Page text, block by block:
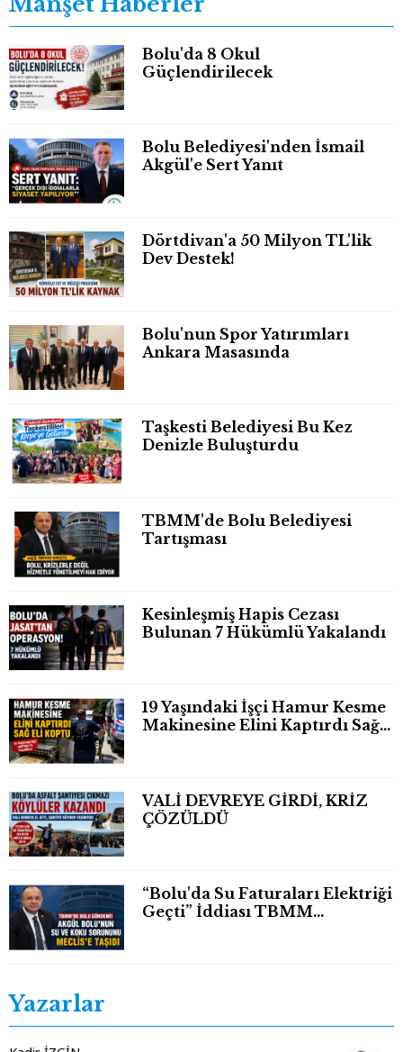
Bolu'da 8 Okul
Güçlendirilecek
Bolu Belediyesi'nden İsmail
Akgül'e Sert Yanıt
Dörtdivan'a 50 Milyon TL'lik
Dev Destek!
Bolu'nun Spor Yatırımları
Ankara Masasında
Taşkesti Belediyesi Bu Kez
Denizle Buluşturdu
TBMM'de Bolu Belediyesi
Tartışması
Kesinleşmiş Hapis Cezası
Bulunan 7 Hükümlü Yakalandı
19 Yaşındaki İşçi Hamur Kesme
Makinesine Elini Kaptırdı Sağ
VALİ DEVREYE GİRDİ, KRİZ
ÇÖZÜLDÜ
“Bolu'da Su Faturaları Elektriği
Geçti” İddiası TBMM
Yazarlar